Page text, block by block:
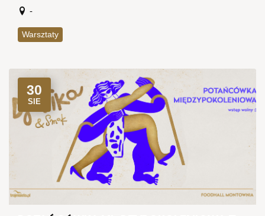
-
Warsztaty
30
SIE